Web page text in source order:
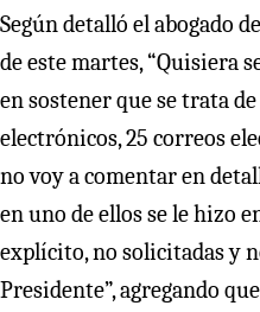
Según detalló el abogado
de este martes, “Quisiera
en sostener que se trata
electrónicos, 25 correos
no voy a comentar en
en uno de ellos se le hizo
explícito, no solicitadas y
Presidente”, agregando